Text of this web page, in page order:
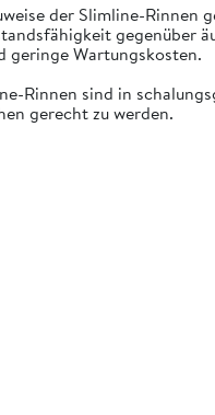
der Slimline-
gegenüber
geringe Wartungskosten.
Rinnen sind in
gerecht zu werden.